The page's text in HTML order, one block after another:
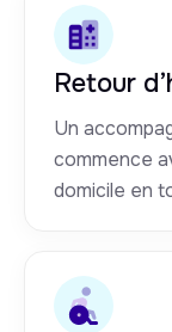
Retour
Un
commence
domicile en